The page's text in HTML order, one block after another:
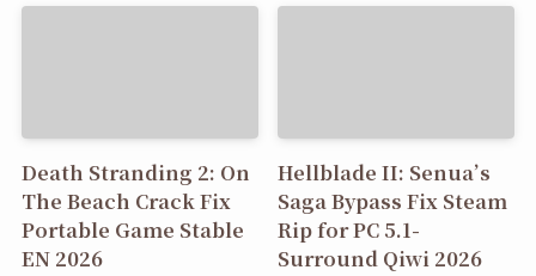
Death Stranding 2: On
The Beach Crack Fix
Portable Game Stable
EN 2026
Hellblade II: Senua’s
Saga Bypass Fix Steam
Rip for PC 5.1-
Surround Qiwi 2026